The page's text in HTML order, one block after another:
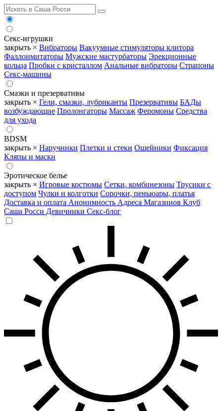
Секс-игрушки
закрыть × Вибраторы Вакуумные стимуляторы клитора
Фаллоимитаторы Мужские мастурбаторы Эрекционные
кольца Пробки с кристаллом Анальные вибраторы Страпоны
Секс-машины
Смазки и презервативы
закрыть × Гели, смазки, лубриканты Презервативы БАДы
возбуждающие Пролонгаторы Массаж Феромоны Средства
для ухода
BDSM
закрыть × Наручники Плетки и стеки Ошейники Фиксация
Кляпы и маски
Эротическое белье
закрыть × Игровые костюмы Сетки, комбинезоны Трусики с
доступом Чулки и колготки Сорочки, пеньюары, платья
Доставка и оплата Анонимность Адреса Магазинов Клуб
Саша Росси Девичники Секс-блог